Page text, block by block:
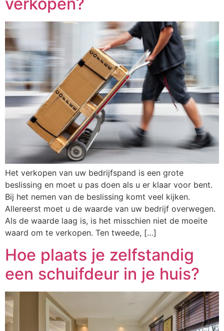
Het verkopen van uw bedrijfspand is een grote
beslissing en moet u pas doen als u er klaar voor bent.
Bij het nemen van de beslissing komt veel kijken.
Allereerst moet u de waarde van uw bedrijf overwegen.
Als de waarde laag is, is het misschien niet de moeite
waard om te verkopen. Ten tweede, […]
Hoe plaats je zelfstandig
een schuifdeur in je huis?